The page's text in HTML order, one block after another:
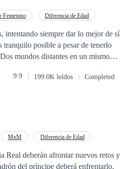
Femenino
Diferencia de Edad
intentando siempre dar lo mejor de sí
tranquilo posible a pesar de tenerlo
mundos distantes en un mismo
9.9 199.0K leídos Completed
MxM Diferencia de Edad
del príncipe deberá enfrentarlo.